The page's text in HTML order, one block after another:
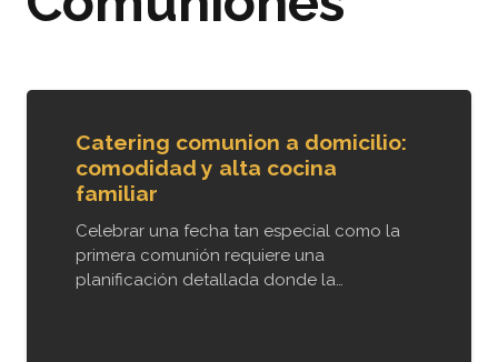
Catering comunion a domicilio:
comodidad y alta cocina
familiar
Celebrar una fecha tan especial como la
primera comunión requiere una
planificación detallada donde la…